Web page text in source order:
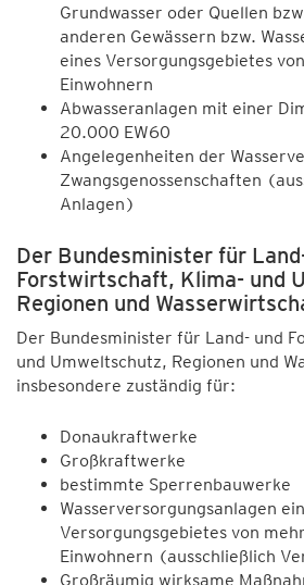
Grundwasser oder Quellen
anderen Gewässern bzw.
eines Versorgungsgebietes
Einwohnern
Abwasseranlagen mit einer
20.000 EW60
Angelegenheiten der
Zwangsgenossenschaften
Anlagen)
Der Bundesminister für
Forstwirtschaft, Klima- und
Regionen und
Der Bundesminister für Land- und
und Umweltschutz, Regionen und
insbesondere zuständig für:
Donaukraftwerke
Großkraftwerke
bestimmte Sperrenbauwerke
Wasserversorgungsanlagen
Versorgungsgebietes von
Einwohnern (ausschließlich
Großräumig wirksame